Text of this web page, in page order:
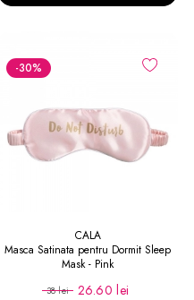
-30%
CALA
Masca Satinata pentru Dormit Sleep
Mask - Pink
38 lei 26.60 lei